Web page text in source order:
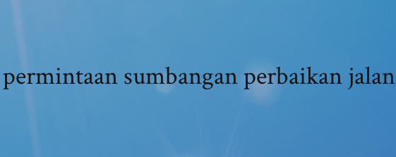
sumbangan perbaikan jalan